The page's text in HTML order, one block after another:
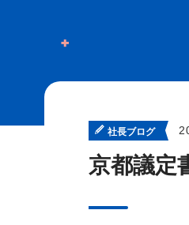
社長ブログ
京都議定